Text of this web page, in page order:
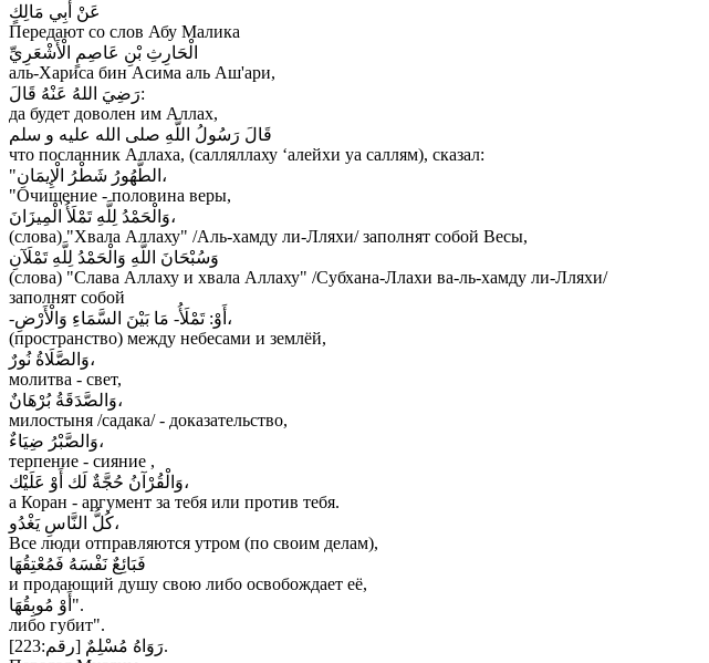
عَنْ أَبِي مَالِكٍ
Передают со слов Абу Малика
الْحَارِثِ بْنِ عَاصِمٍ الْأَشْعَرِيِّ
аль-Хариса бин Асима аль Аш'ари,
رَضِيَ اللهُ عَنْهُ قَالَ:
да будет доволен им Аллах,
قَالَ رَسُولُ اللَّهِ صلى الله عليه و سلم
что посланник Аллаха, (салляллаху ‘алейхи уа саллям), сказал:
"الطَّهُورُ شَطْرُ الْإِيمَانِ،
"Очищение - половина веры,
وَالْحَمْدُ لِلَّهِ تَمْلَأُ الْمِيزَانَ،
(слова) "Хвала Аллаху" /Аль-хамду ли-Лляхи/ заполнят собой Весы,
وَسُبْحَانَ اللَّهِ وَالْحَمْدُ لِلَّهِ تَمْلَآنِ
(слова) "Слава Аллаху и хвала Аллаху" /Субхана-Ллахи ва-ль-хамду ли-Лляхи/
заполнят собой
-أَوْ: تَمْلَأُ- مَا بَيْنَ السَّمَاءِ وَالْأَرْضِ،
(пространство) между небесами и землёй,
وَالصَّلَاةُ نُورٌ،
молитва - свет,
وَالصَّدَقَةُ بُرْهَانٌ،
милостыня /садака/ - доказательствo,
وَالصَّبْرُ ضِيَاءٌ،
терпение - сияние ,
وَالْقُرْآنُ حُجَّةٌ لَك أَوْ عَلَيْك،
а Коран - аргумент за тебя или против тебя.
كُلُّ النَّاسِ يَغْدُو،
Все люди отправляются утром (по своим делам),
فَبَائِعٌ نَفْسَهُ فَمُعْتِقُهَا
и продающий душу свою либо освобождает её,
أَوْ مُوبِقُهَا".
либо губит".
رَوَاهُ مُسْلِمٌ [رقم:223].